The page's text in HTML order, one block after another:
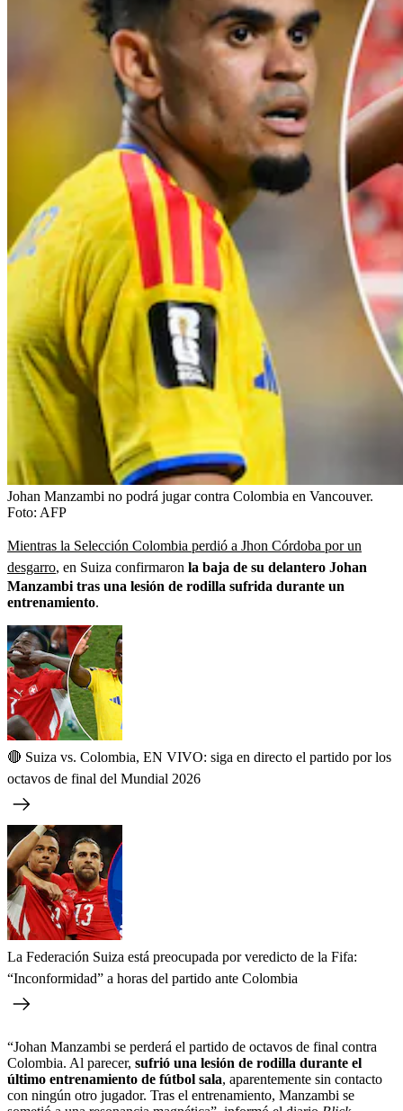
Johan Manzambi no podrá jugar contra Colombia en Vancouver.
Foto: AFP
Mientras la Selección Colombia perdió a Jhon Córdoba por un
desgarro, en Suiza confirmaron la baja de su delantero Johan
Manzambi tras una lesión de rodilla sufrida durante un
entrenamiento.
🔴 Suiza vs. Colombia, EN VIVO: siga en directo el partido por los
octavos de final del Mundial 2026
La Federación Suiza está preocupada por veredicto de la Fifa:
“Inconformidad” a horas del partido ante Colombia
“Johan Manzambi se perderá el partido de octavos de final contra
Colombia. Al parecer, sufrió una lesión de rodilla durante el
último entrenamiento de fútbol sala, aparentemente sin contacto
con ningún otro jugador. Tras el entrenamiento, Manzambi se